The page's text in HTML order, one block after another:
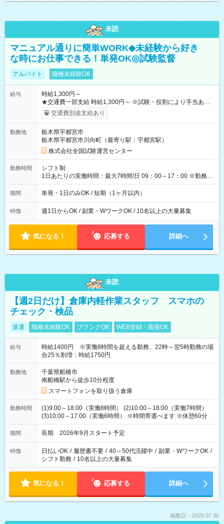
未読
マニュアル通りに簡単WORK◆未経験から好き
な時にお仕事できる！単発OK◎試験監督
アルバイト 職種未経験OK
給与
時給1,300円～
★交通費一部支給 時給1,300円～ ※試験・役割により手当あり
※勤務回数により昇給あり 【即給（前払い）オプションあ
り！】 希望される場合、勤務から1週間ほどで給与の一部を受け
例】 ・河合塾模擬試験 8:30～17:30（休憩1時間） 時給1,300円
×8時間＝日収10,400円＋交通費 ※当日の役割により時給＋100
円の場合あり ・国家試験 7:00～13:30（休憩なし） 時給1,300
円（役割手当＋100円）×6時間＝日収8,400円＋交通費 【試用期
間】試用期間なし
交通費別途支給あり
勤務地
栃木県宇都宮市
栃木県宇都宮市川向町（最寄り駅：宇都宮駅）
株式会社全国試験運営センター
勤務時間
シフト制
1日あたりの実働時間：最大7時間/日 09：00～17：00 ※勤務時
間は 試験により異なります。
期間 単発・1日のみOK / 短期（1ヶ月以内）
特徴 週1日からOK / 副業・WワークOK / 10名以上の大量募集
気になる！ 応募する 詳細へ
未読
【週2日だけ】倉庫内軽作業スタッフ スマホの
チェック・検品
派遣 職種未経験OK ブランクOK WEB登録・面接OK
給与
時給1400円 ※実働8時間を超える勤務、22時～翌5時勤務の場
合25％割増：時給1750円
勤務地
千葉県船橋市
南船橋駅から徒歩10分程度
スマートフォンを取り扱う倉庫
勤務時間
(1)9:00～18:00（実働8時間） (2)10:00～18:00（実働7時間）
(3)10:00～17:00（実働6時間） ※時間帯選べます ※休憩60分
期間 長期 2026年9月スタート予定
特徴 日払いOK / 履歴書不要 / 40～50代活躍中 / 副業・WワークOK /
シフト勤務 / 10名以上の大量募集
気になる！ 応募する 詳細へ
掲載日：2026.07.30